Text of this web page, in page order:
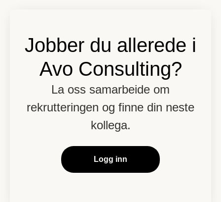
Jobber du allerede i
Avo Consulting?
La oss samarbeide om
rekrutteringen og finne din neste
kollega.
Logg inn